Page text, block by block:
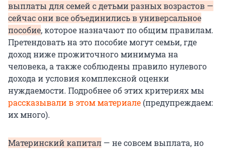
выплаты для семей с детьми разных возрастов —
сейчас они все объединились в универсальное
пособие, которое назначают по общим правилам.
Претендовать на это пособие могут семьи, где
доход ниже прожиточного минимума на
человека, а также соблюдены правило нулевого
дохода и условия комплексной оценки
нуждаемости. Подробнее об этих критериях мы
рассказывали в этом материале (предупреждаем:
их много).
Материнский капитал — не совсем выплата, но